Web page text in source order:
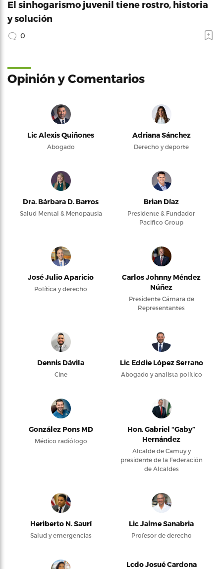
El sinhogarismo juvenil tiene rostro, historia
y solución
0
Opinión y Comentarios
Lic Alexis Quiñones
Abogado
Adriana Sánchez
Derecho y deporte
Dra. Bárbara D. Barros
Salud Mental & Menopausia
Brian Díaz
Presidente & Fundador
Pacifico Group
José Julio Aparicio
Política y derecho
Carlos Johnny Méndez
Núñez
Presidente Cámara de
Representantes
Dennis Dávila
Cine
Lic Eddie López Serrano
Abogado y analista político
González Pons MD
Médico radiólogo
Hon. Gabriel “Gaby”
Hernández
Alcalde de Camuy y
presidente de la Federación
de Alcaldes
Heriberto N. Saurí
Salud y emergencias
Lic Jaime Sanabria
Profesor de derecho
Lcdo Josué Cardona